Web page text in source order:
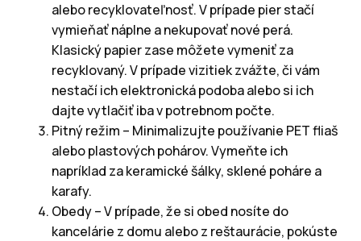
alebo recyklovateľnosť. V prípade pier stačí
vymieňať náplne a nekupovať nové perá.
Klasický papier zase môžete vymeniť za
recyklovaný. V prípade vizitiek zvážte, či vám
nestačí ich elektronická podoba alebo si ich
dajte vytlačiť iba v potrebnom počte.
Pitný režim – Minimalizujte používanie PET fliaš
alebo plastových pohárov. Vymeňte ich
napríklad za keramické šálky, sklené poháre a
karafy.
Obedy – V prípade, že si obed nosíte do
kancelárie z domu alebo z reštaurácie, pokúste